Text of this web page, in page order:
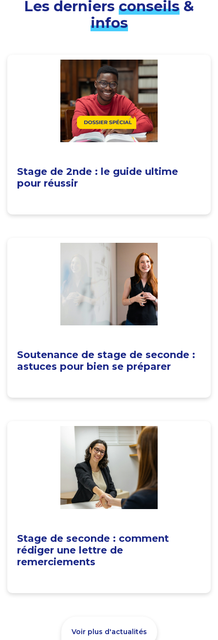
Les derniers conseils&
infos
Stage de 2nde : le guide ultime
pour réussir
Soutenance de stage de seconde :
astuces pour bien se préparer
Stage de seconde : comment
rédiger une lettre de
remerciements
Voir plus d'actualités